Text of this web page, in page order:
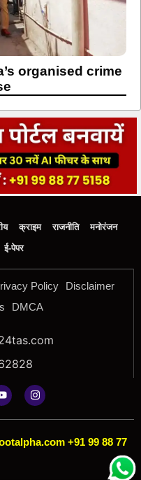
organised crime
क्राइम राजनीति
मनोरंजन
ई-पेपर
Policy
Disclaimer
DMCA
+91 99 88 77